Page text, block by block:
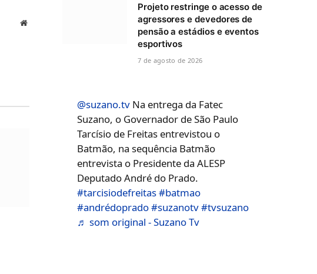
Website
Projeto restringe o acesso de
agressores e devedores de
pensão a estádios e eventos
esportivos
7 de agosto de 2026
@suzano.tv Na entrega da Fatec
Suzano, o Governador de São Paulo
Tarcísio de Freitas entrevistou o
Batmão, na sequência Batmão
entrevista o Presidente da ALESP
Deputado André do Prado.
#tarcisiodefreitas#batmao
#andrédoprado#suzanotv#tvsuzano
♬ som original - Suzano Tv